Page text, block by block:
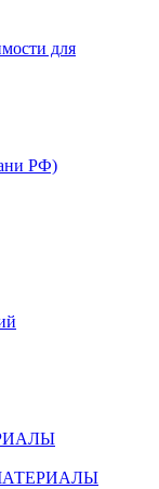
для
РФ)